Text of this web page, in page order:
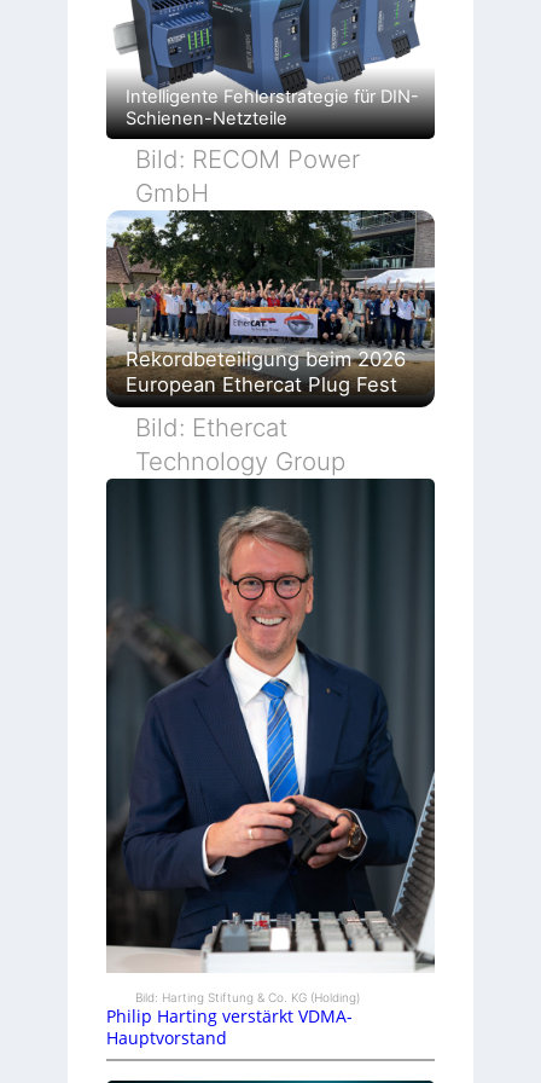
Intelligente Fehlerstrategie für DIN-
Schienen-Netzteile
Bild: RECOM Power
GmbH
Rekordbeteiligung beim 2026
European Ethercat Plug Fest
Bild: Ethercat
Technology Group
Bild: Harting Stiftung & Co. KG (Holding)
Philip Harting verstärkt VDMA-
Hauptvorstand